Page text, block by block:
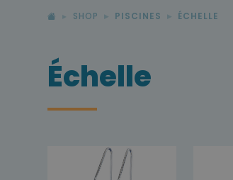
SHOP PISCINES ÉCHELLE
Échelle